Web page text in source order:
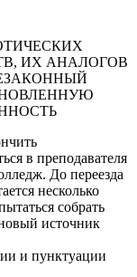
ИХ АНАЛОГОВ
в преподавателя
До переезда
несколько
собрать
источник
и пунктуации